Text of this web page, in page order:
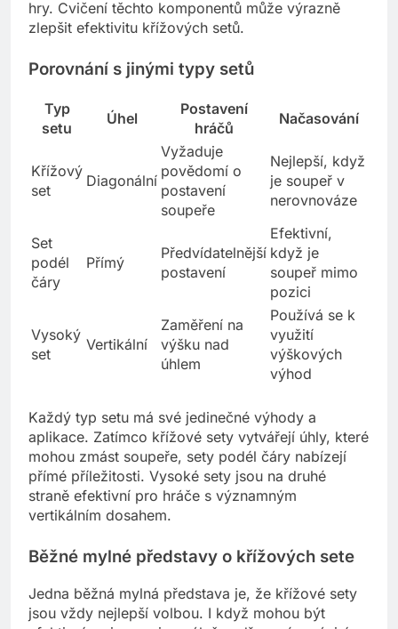
hry. Cvičení těchto komponentů může výrazně
zlepšit efektivitu křížových setů.
Porovnání s jinými typy setů
Typ
setu
Úhel
Postavení
hráčů
Načasování
Křížový
set
Diagonální
Vyžaduje
povědomí o
postavení
soupeře
Nejlepší, když
je soupeř v
nerovnováze
Set
podél
čáry
Přímý
Předvídatelnější
postavení
Efektivní,
když je
soupeř mimo
pozici
Vysoký
set
Vertikální
Zaměření na
výšku nad
úhlem
Používá se k
využití
výškových
výhod
Každý typ setu má své jedinečné výhody a
aplikace. Zatímco křížové sety vytvářejí úhly, které
mohou zmást soupeře, sety podél čáry nabízejí
přímé příležitosti. Vysoké sety jsou na druhé
straně efektivní pro hráče s významným
vertikálním dosahem.
Běžné mylné představy o křížových sete
Jedna běžná mylná představa je, že křížové sety
jsou vždy nejlepší volbou. I když mohou být